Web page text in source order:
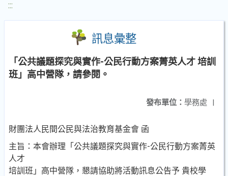
:::
訊息彙整
「公共議題探究與實作-公民行動方案菁英人才 培訓
班」高中營隊，請參閱。
發布單位： 學務處 |
財團法人民間公民與法治教育基金會 函
主旨：本會辦理「公共議題探究與實作-公民行動方案菁英
人才
培訓班」高中營隊，懇請協助將活動訊息公告予 貴校學